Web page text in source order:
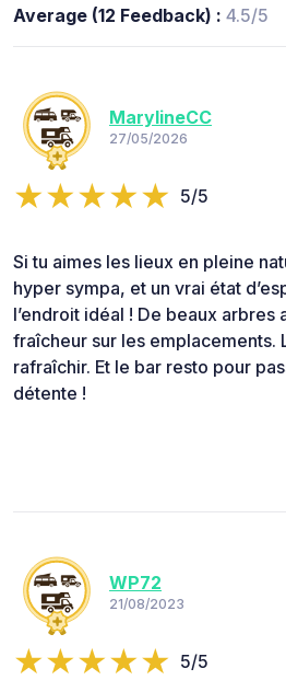
Average (12 Feedback) : 4.5/5
MarylineCC
27/05/2026
5/5
Si tu aimes les lieux en pleine
hyper sympa, et un vrai état
l’endroit idéal ! De beaux arbres
fraîcheur sur les emplacements.
rafraîchir. Et le bar resto pour
détente !
WP72
21/08/2023
5/5